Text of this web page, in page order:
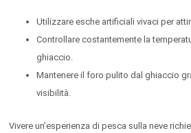
Utilizzare esche artificiali vivaci per
Controllare costantemente la
ghiaccio.
Mantenere il foro pulito dal ghiaccio
visibilità.
Vivere un’esperienza di pesca sulla neve